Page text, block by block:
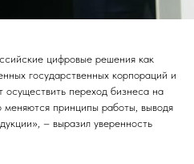
цифровые решения как
государственных корпораций и
переход бизнеса на
меняются принципы работы, выводя
– выразил уверенность